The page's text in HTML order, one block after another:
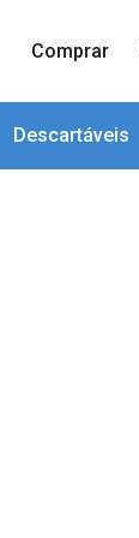
Comprar
Descartáveis